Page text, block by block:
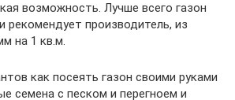
возможность. Лучше всего газон
рекомендует производитель, из
на 1 кв.м.
как посеять газон своими руками
семена с песком и перегноем и